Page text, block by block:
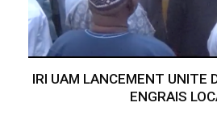
IRI UAM LANCEMENT UNITE
ENGRAIS